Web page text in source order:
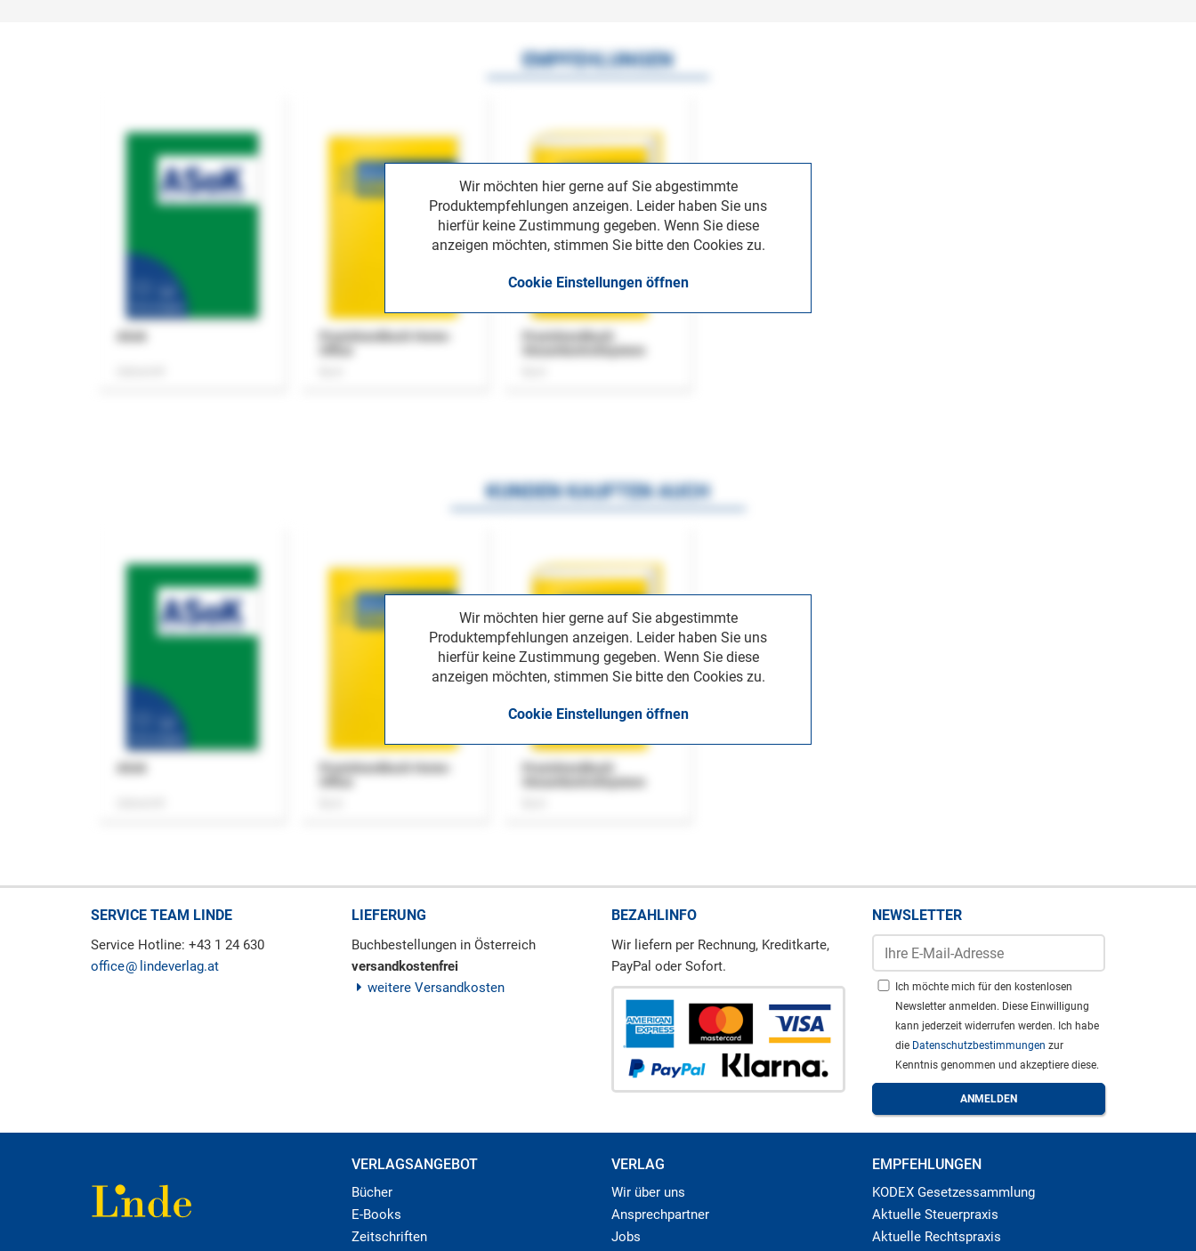
Wir möchten hier gerne auf Sie abgestimmte
Produktempfehlungen anzeigen. Leider haben Sie uns
hierfür keine Zustimmung gegeben. Wenn Sie diese
anzeigen möchten, stimmen Sie bitte den Cookies zu.
Cookie Einstellungen öffnen
EMPFEHLUNGEN
Praxishandbuch Home-
Praxishandbuch
Wir möchten hier gerne auf Sie abgestimmte
Produktempfehlungen anzeigen. Leider haben Sie uns
hierfür keine Zustimmung gegeben. Wenn Sie diese
anzeigen möchten, stimmen Sie bitte den Cookies zu.
Cookie Einstellungen öffnen
KUNDEN KAUFTEN AUCH
Praxishandbuch Home-
Praxishandbuch
SERVICE TEAM LINDE
Service Hotline: +43 1 24 630
office
lindeverlag.at
LIEFERUNG
Buchbestellungen in Österreich
versandkostenfrei
weitere Versandkosten
BEZAHLINFO
Wir liefern per Rechnung, Kreditkarte,
PayPal oder Sofort.
NEWSLETTER
Ich möchte mich für den kostenlosen
Newsletter anmelden. Diese Einwilligung
kann jederzeit widerrufen werden. Ich habe
die Datenschutzbestimmungen zur
Kenntnis genommen und akzeptiere diese.
VERLAGSANGEBOT
Bücher
E-Books
Zeitschriften
VERLAG
Wir über uns
Ansprechpartner
Jobs
EMPFEHLUNGEN
KODEX Gesetzessammlung
Aktuelle Steuerpraxis
Aktuelle Rechtspraxis